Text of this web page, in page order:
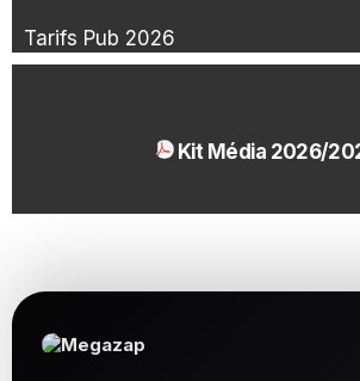
Tarifs Pub 2026
Kit Média 2026/